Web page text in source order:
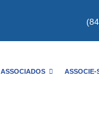
ASSOCIADOS ASSOCIE-